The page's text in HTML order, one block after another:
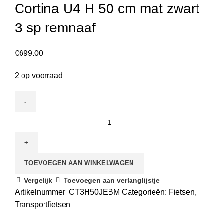
Cortina U4 H 50 cm mat zwart
3 sp remnaaf
€699.00
2 op voorraad
TOEVOEGEN AAN WINKELWAGEN
Vergelijk Toevoegen aan verlanglijstje
Artikelnummer: CT3H50JEBM Categorieën: Fietsen,
Transportfietsen